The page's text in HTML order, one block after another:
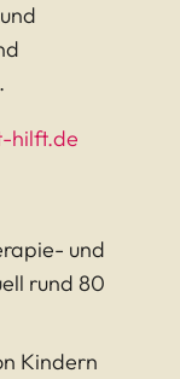
hilft.de
und
rund 80
Kindern